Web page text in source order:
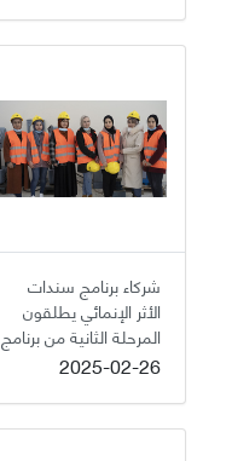
شركاء برنامج سندات
الأثر الإنمائي يطلقون
المرحلة الثانية من برنامج
توظيف الشباب
Careerz
2025-02-26